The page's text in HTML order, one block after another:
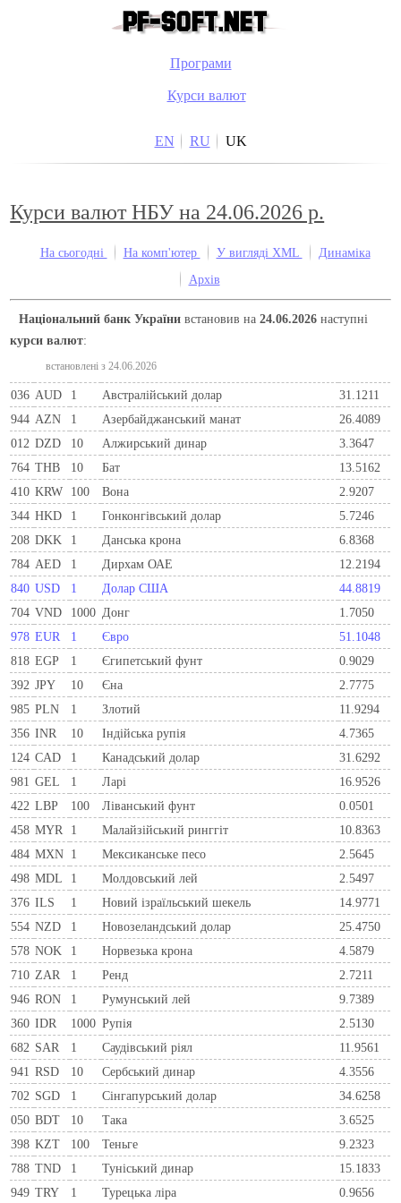
Програми
Курси валют
EN RU UK
Курси валют НБУ на 24.06.2026 р.
На сьогодні На комп'ютер У вигляді XML
Динаміка
Архів
Національний банк України встановив на24.06.2026 наступні
курси валют:
встановлені з 24.06.2026
036 AUD 1 Австралійський долар
31.1211
944 AZN 1 Азербайджанський манат
26.4089
012 DZD 10 Алжирський динар
3.3647
764 THB 10 Бат
13.5162
410 KRW 100 Вона
2.9207
344 HKD 1 Гонконгівський долар
5.7246
208 DKK 1 Данська крона
6.8368
784 AED 1 Дирхам ОАЕ
12.2194
840 USD 1 Долар США
44.8819
704 VND 1000 Донг
1.7050
978 EUR 1 Євро
51.1048
818 EGP 1 Єгипетський фунт
0.9029
392 JPY 10 Єна
2.7775
985 PLN 1 Злотий
11.9294
356 INR 10 Індійська рупія
4.7365
124 CAD 1 Канадський долар
31.6292
981 GEL 1 Ларi
16.9526
422 LBP 100 Ліванський фунт
0.0501
458 MYR 1 Малайзійський ринггіт
10.8363
484 MXN 1 Мексиканське песо
2.5645
498 MDL 1 Молдовський лей
2.5497
376 ILS 1 Новий ізраїльський шекель
14.9771
554 NZD 1 Новозеландський долар
25.4750
578 NOK 1 Норвезька крона
4.5879
710 ZAR 1 Ренд
2.7211
946 RON 1 Румунський лей
9.7389
360 IDR 1000 Рупія
2.5130
682 SAR 1 Саудівський ріял
11.9561
941 RSD 10 Сербський динар
4.3556
702 SGD 1 Сінгапурський долар
34.6258
050 BDT 10 Така
3.6525
398 KZT 100 Теньге
9.2323
788 TND 1 Туніський динар
15.1833
949 TRY 1 Турецька ліра 0.9656